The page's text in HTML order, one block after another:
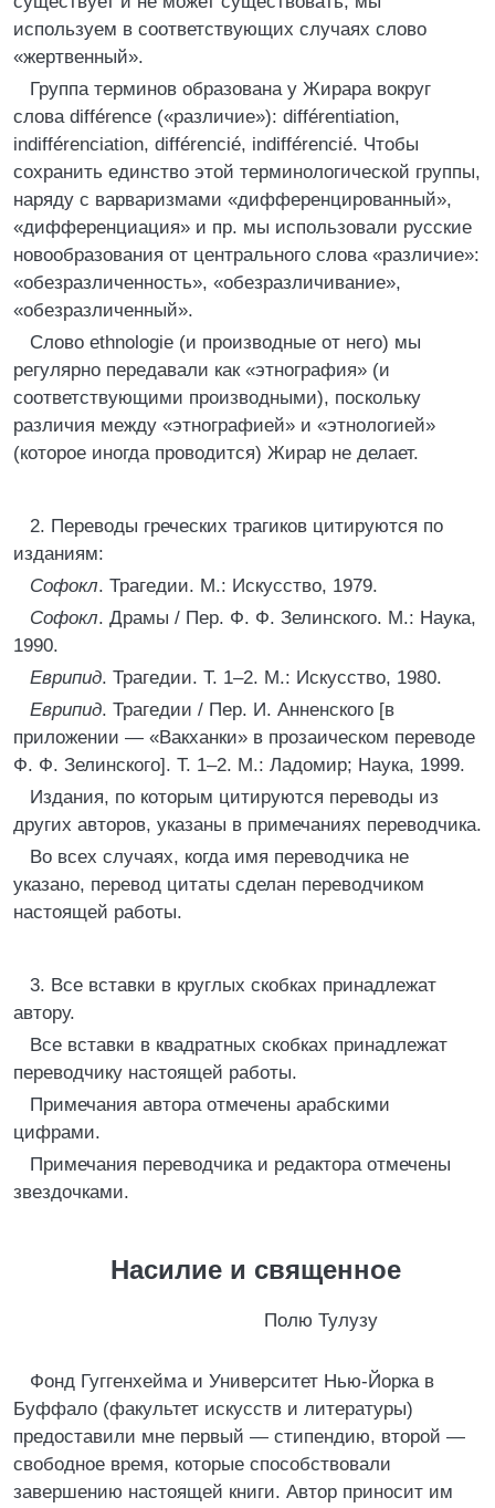
используем в соответствующих случаях слово
«жертвенный».
Группа терминов образована у Жирара вокруг
слова différence («различие»): différentiation,
indifférenciation, différencié, indifférencié. Чтобы
сохранить единство этой терминологической группы,
наряду с варваризмами «дифференцированный»,
«дифференциация» и пр. мы использовали русские
новообразования от центрального слова «различие»:
«обезразличенность», «обезразличивание»,
«обезразличенный».
Слово ethnologie (и производные от него) мы
регулярно передавали как «этнография» (и
соответствующими производными), поскольку
различия между «этнографией» и «этнологией»
(которое иногда проводится) Жирар не делает.
2. Переводы греческих трагиков цитируются по
изданиям:
Софокл. Трагедии. М.: Искусство, 1979.
Софокл. Драмы / Пер. Ф. Ф. Зелинского. М.: Наука,
1990.
Еврипид. Трагедии. Т. 1–2. М.: Искусство, 1980.
Еврипид. Трагедии / Пер. И. Анненского [в
приложении — «Вакханки» в прозаическом переводе
Ф. Ф. Зелинского]. Т. 1–2. М.: Ладомир; Наука, 1999.
Издания, по которым цитируются переводы из
других авторов, указаны в примечаниях переводчика.
Во всех случаях, когда имя переводчика не
указано, перевод цитаты сделан переводчиком
настоящей работы.
3. Все вставки в круглых скобках принадлежат
автору.
Все вставки в квадратных скобках принадлежат
переводчику настоящей работы.
Примечания автора отмечены арабскими
цифрами.
Примечания переводчика и редактора отмечены
звездочками.
Насилие и священное
Полю Тулузу
Фонд Гуггенхейма и Университет Нью-Йорка в
Буффало (факультет искусств и литературы)
предоставили мне первый — стипендию, второй —
свободное время, которые способствовали
завершению настоящей книги. Автор приносит им